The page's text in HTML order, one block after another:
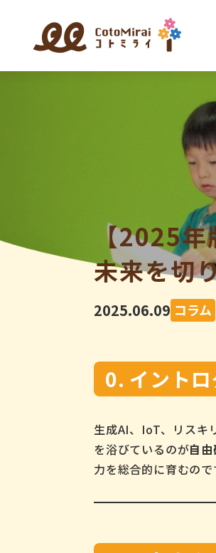
【2025
未来を切
2025.06.09 コラム
0. イント
生成AI、IoT、リスキ
を浴びているのが自
力を総合的に育むので